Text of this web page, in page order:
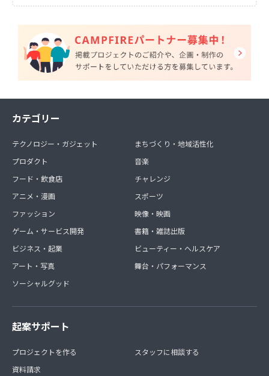
カテゴリー
テクノロジー・ガジェット
プロダクト
フード・飲食店
アニメ・漫画
ファッション
ゲーム・サービス開発
ビジネス・起業
アート・写真
ソーシャルグッド
まちづくり・地域活性化
音楽
チャレンジ
スポーツ
映像・映画
書籍・雑誌出版
ビューティー・ヘルスケア
舞台・パフォーマンス
起案サポート
プロジェクトを作る
資料請求
スタッフに相談する